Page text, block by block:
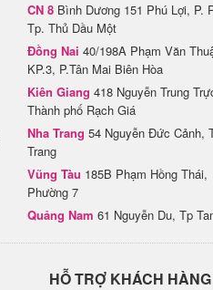
CN 8 Bình Dương 151 Phú Lợi, P.
Tp. Thủ Dầu Một
Đồng Nai 40/198A Phạm Văn
KP.3, P.Tân Mai Biên Hòa
Kiên Giang 418 Nguyễn Trung
Thành phố Rạch Giá
Nha Trang 54 Nguyễn Đức Cảnh,
Trang
Vũng Tàu 185B Phạm Hồng Thái,
Phường 7
Quảng Nam 61 Nguyễn Du, Tp
HỖ TRỢ KHÁCH HÀNG